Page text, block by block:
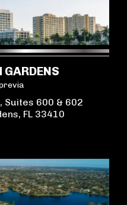
GARDENS
Suites 600 & 602
FL 33410